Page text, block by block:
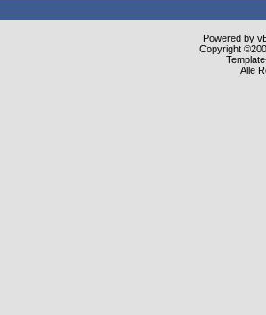
Powered by
Copyright
Alle